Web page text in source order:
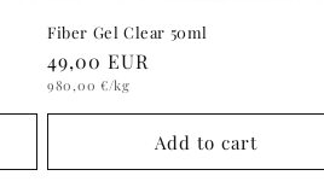
Fiber Gel Clear 50ml
Regular
price
49,00 EUR
Unit
980,00 €/kg
Add to cart